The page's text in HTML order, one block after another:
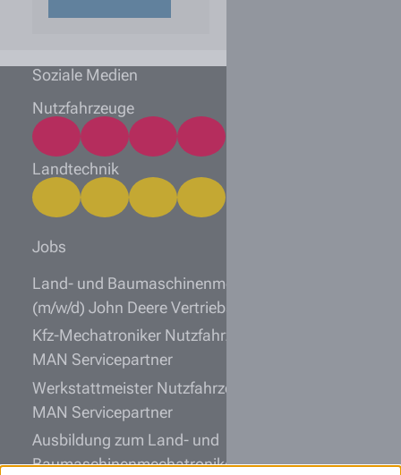
Soziale Medien
Nutzfahrzeuge
Landtechnik
Jobs
Land- und Baumaschinenmechatroniker
(m/w/d) John Deere Vertriebspartner
Kfz-Mechatroniker Nutzfahrzeugtechnik (m/w/d)
MAN Servicepartner
Werkstattmeister Nutzfahrzeugtechnik (m/w/d)
MAN Servicepartner
Ausbildung zum Land- und
Baumaschinenmechatroniker (m/w/d) 2027